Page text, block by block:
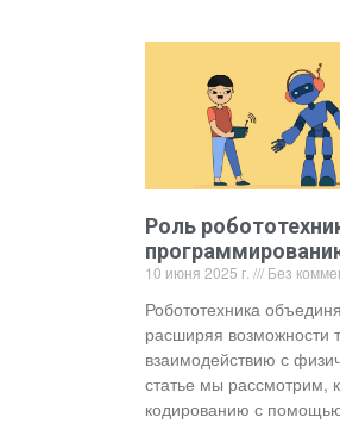
Роль
10 июня 2025 г. Без
Робототехника
расширяя возможности
взаимодействию с
статье мы рассмотрим,
кодированию с